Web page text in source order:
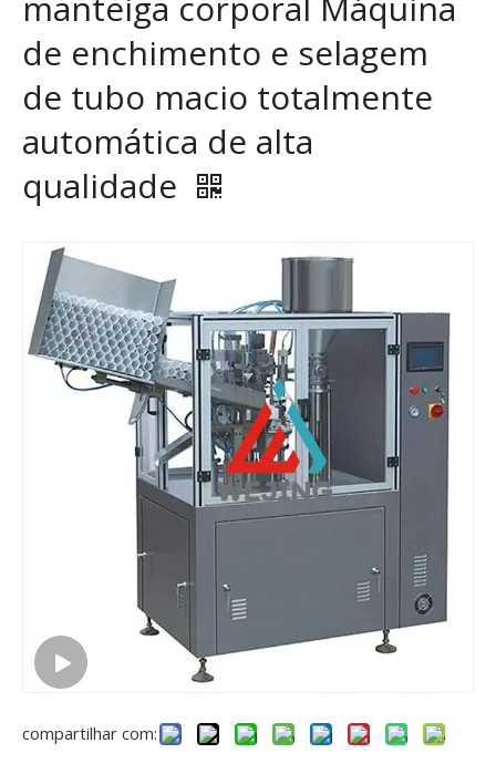
de enchimento e selagem
de tubo macio totalmente
automática de alta
qualidade
compartilhar com: